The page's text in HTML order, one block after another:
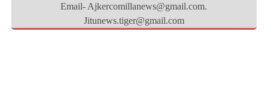
Email- Ajkercomillanews@gmail.com.
Jitunews.tiger@gmail.com